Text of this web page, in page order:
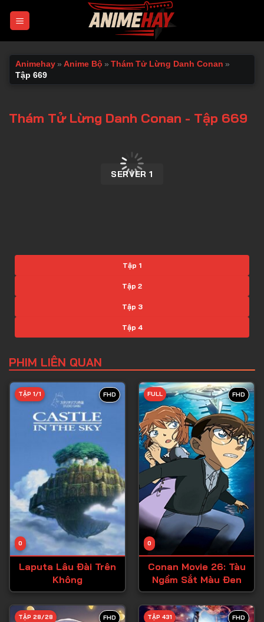
Animehay » Anime Bộ » Thám Tử Lừng Danh Conan »
Tập 669
Thám Tử Lừng Danh Conan - Tập 669
SERVER 1
Tập 1
Tập 2
Tập 3
Tập 4
Tập 6
Tập 7
Tập 9
Tập 10
Tập 11
Tập 12
Tập 13
Tập 14
Tập 15
Tập 17
Tập 18
PHIM LIÊN QUAN
FHD
0
TẬP 1/1
Laputa Lâu Đài Trên
Không
FHD
0
FULL
Conan Movie 26: Tàu
Ngầm Sắt Màu Đen
FHD
TẬP 28/28 FHD
TẬP 431